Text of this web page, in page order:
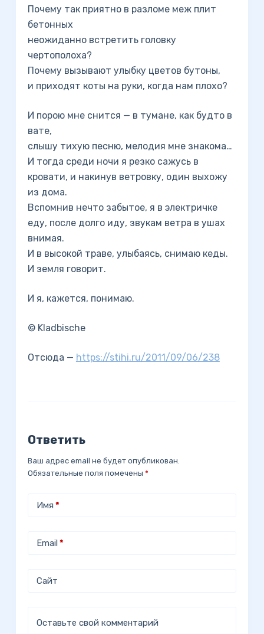
Почему так приятно в разломе меж плит
бетонных
неожиданно встретить головку
чертополоха?
Почему вызывают улыбку цветов бутоны,
и приходят коты на руки, когда нам плохо?
И порою мне снится — в тумане, как будто в
вате,
слышу тихую песню, мелодия мне знакома…
И тогда среди ночи я резко сажусь в
кровати, и накинув ветровку, один выхожу
из дома.
Вспомнив нечто забытое, я в электричке
еду, после долго иду, звукам ветра в ушах
внимая.
И в высокой траве, улыбаясь, снимаю кеды.
И земля говорит.
И я, кажется, понимаю.
© Kladbische
Отсюда — https://stihi.ru/2011/09/06/238
Ответить
Ваш адрес email не будет опубликован.
Обязательные поля помечены *
Имя *
Email*
Сайт
Оставьте свой комментарий